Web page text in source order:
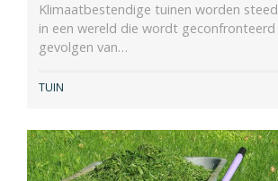
Klimaatbestendige tuinen worden
in een wereld die wordt
gevolgen van…
TUIN